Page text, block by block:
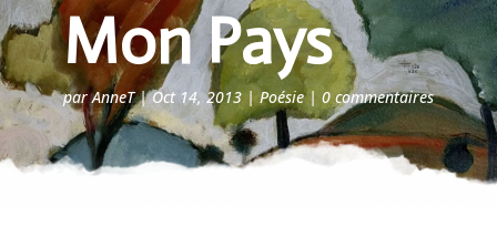
Mon Pays
parAnneT|Oct 14, 2013|Poésie| 0 commentaires